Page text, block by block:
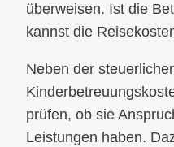
überweisen. Ist die
kannst die
Neben der
prüfen, ob sie
Leistungen haben.